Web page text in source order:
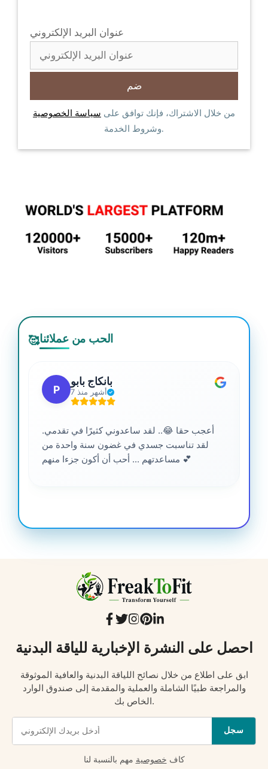
عنوان البريد الإلكتروني
من خلال الاشتراك، فإنك توافق على سياسة الخصوصية
وشروط الخدمة.
🥰الحب من عملائنا
P
بانكاج بابو
7 أشهر منذ
أعجب حقا 😂.. لقد ساعدوني كثيرًا في تقدمي.
لقد تناسبت جسدي في غضون سنة واحدة من
مساعدتهم ... أحب أن أكون جزءا منهم 💕
احصل على النشرة الإخبارية للياقة البدنية
ابق على اطلاع من خلال نصائح اللياقة البدنية والعافية الموثوقة
والمراجعة طبيًا الشاملة والعملية والمقدمة إلى صندوق الوارد
الخاص بك.
سجل
كاف خصوصية مهم بالنسبة لنا